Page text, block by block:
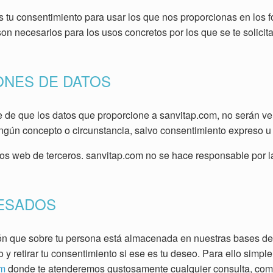
consentimiento para usar los que nos proporcionas en los
necesarios para los usos concretos por los que se te
DE DATOS
que los datos que proporcione a sanvitap.com, no serán
concepto o circunstancia, salvo consentimiento expreso
web de terceros. sanvitap.com no se hace responsable por
que sobre tu persona está almacenada en nuestras bases
retirar tu consentimiento si ese es tu deseo. Para ello
donde te atenderemos gustosamente cualquier consulta,